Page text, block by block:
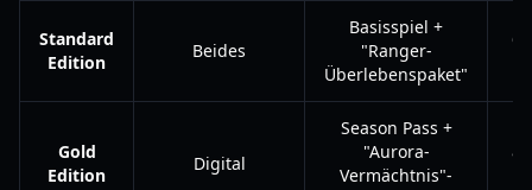
Standard
Edition
Beides
Basisspiel +
"Ranger-
Überlebenspaket"
Gold
Edition
Digital
Season Pass +
"Aurora-
Vermächtnis"-